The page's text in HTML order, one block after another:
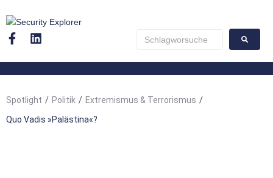
Spotlight / Politik / Extremismus & Terrorismus /
Quo Vadis »Palästina«?